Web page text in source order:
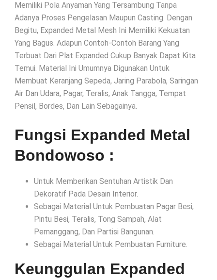
Memiliki Pola Anyaman Yang Tersambung Tanpa
Adanya Proses Pengelasan Maupun Casting. Dengan
Begitu, Expanded Metal Mesh Ini Memiliki Kekuatan
Yang Bagus. Adapun Contoh-Contoh Barang Yang
Terbuat Dari Plat Expanded Cukup Banyak Dapat Kita
Temui. Material Ini Umumnya Digunakan Untuk
Membuat Keranjang Sepeda, Jaring Parabola, Saringan
Air Dan Udara, Pagar, Teralis, Anak Tangga, Tempat
Pensil, Bordes, Dan Lain Sebagainya.
Fungsi Expanded Metal
Bondowoso :
Untuk Memberikan Sentuhan Artistik Dan
Dekoratif Pada Desain Interior.
Sebagai Material Untuk Pembuatan Pagar Besi,
Pintu Besi, Teralis, Tong Sampah, Alat
Pemanggang, Dan Partisi Bangunan.
Sebagai Material Untuk Pembuatan Furniture.
Keunggulan Expanded